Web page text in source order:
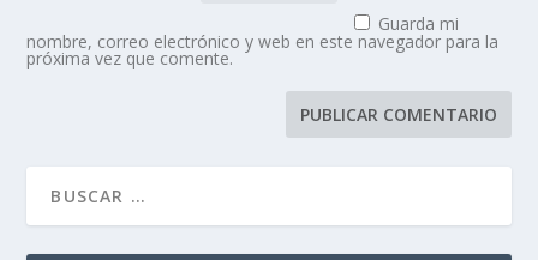
Guarda mi
nombre, correo electrónico y web en este navegador para la
próxima vez que comente.